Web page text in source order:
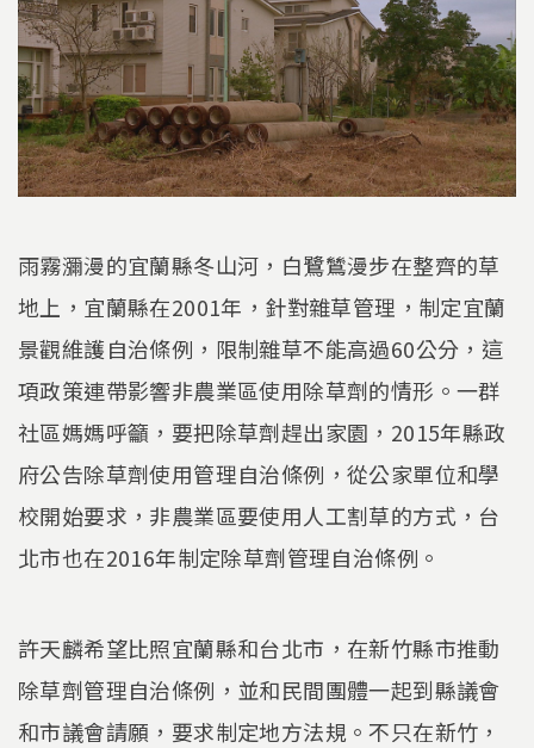
雨霧瀰漫的宜蘭縣冬山河，白鷺鷥漫步在整齊的草
地上，宜蘭縣在2001年，針對雜草管理，制定宜蘭
景觀維護自治條例，限制雜草不能高過60公分，這
項政策連帶影響非農業區使用除草劑的情形。一群
社區媽媽呼籲，要把除草劑趕出家園，2015年縣政
府公告除草劑使用管理自治條例，從公家單位和學
校開始要求，非農業區要使用人工割草的方式，台
北市也在2016年制定除草劑管理自治條例。
許天麟希望比照宜蘭縣和台北市，在新竹縣市推動
除草劑管理自治條例，並和民間團體一起到縣議會
和市議會請願，要求制定地方法規。不只在新竹，